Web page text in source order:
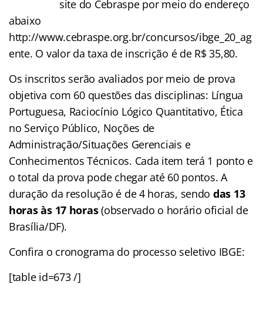
site do Cebraspe por meio do endereço
abaixo
http://www.cebraspe.org.br/concursos/ibge_20_ag
ente. O valor da taxa de inscrição é de R$ 35,80.
Os inscritos serão avaliados por meio de prova
objetiva com 60 questões das disciplinas: Língua
Portuguesa, Raciocínio Lógico Quantitativo, Ética
no Serviço Público, Noções de
Administração/Situações Gerenciais e
Conhecimentos Técnicos. Cada item terá 1 ponto e
o total da prova pode chegar até 60 pontos. A
duração da resolução é de 4 horas, sendo das 13
horas às 17 horas(observado o horário oficial de
Brasília/DF).
Confira o cronograma do processo seletivo IBGE:
[table id=673 /]